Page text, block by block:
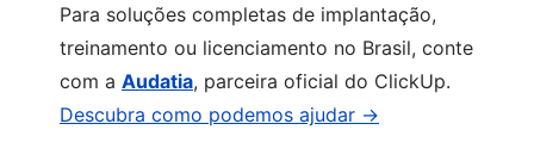
Para soluções completas de implantação,
treinamento ou licenciamento no Brasil, conte
com a Audatia, parceira oficial do ClickUp.
Descubra como podemos ajudar →